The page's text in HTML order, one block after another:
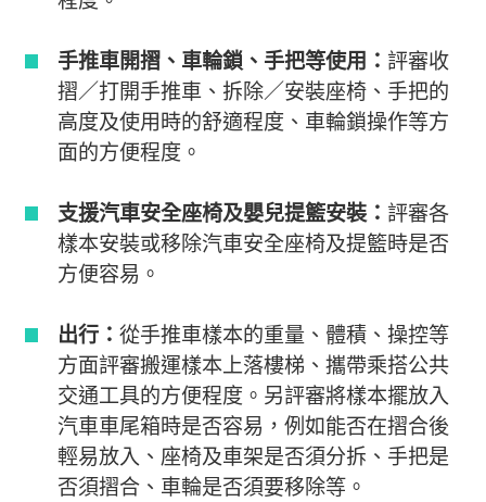
手推車開摺、車輪鎖、手把等使用： 評審收
摺／打開手推車、拆除／安裝座椅、手把的
高度及使用時的舒適程度、車輪鎖操作等方
面的方便程度。
支援汽車安全座椅及嬰兒提籃安裝： 評審各
樣本安裝或移除汽車安全座椅及提籃時是否
方便容易。
出行：從手推車樣本的重量、體積、操控等
方面評審搬運樣本上落樓梯、攜帶乘搭公共
交通工具的方便程度。另評審將樣本擺放入
汽車車尾箱時是否容易，例如能否在摺合後
輕易放入、座椅及車架是否須分拆、手把是
否須摺合、車輪是否須要移除等。